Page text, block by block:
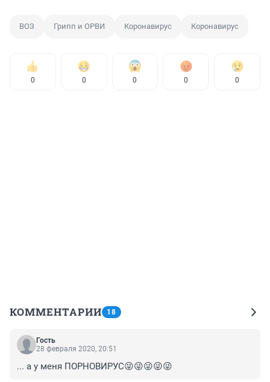
ВОЗ Грипп и ОРВИ Коронавирус Коронавирус
0 0 0 0 0
КОММЕНТАРИИ 18
Гость
28 февраля 2020, 20:51
... а у меня ПОРНОВИРУС😜😜😜😜😜